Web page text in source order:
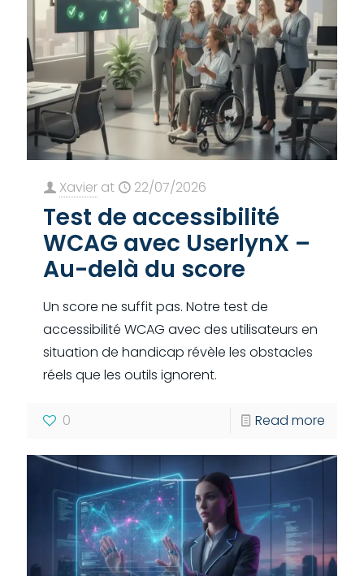
Xavier at 22/07/2026
Test de accessibilité
WCAG avec UserlynX –
Au-delà du score
Un score ne suffit pas. Notre test de
accessibilité WCAG avec des utilisateurs en
situation de handicap révèle les obstacles
réels que les outils ignorent.
0 Read more